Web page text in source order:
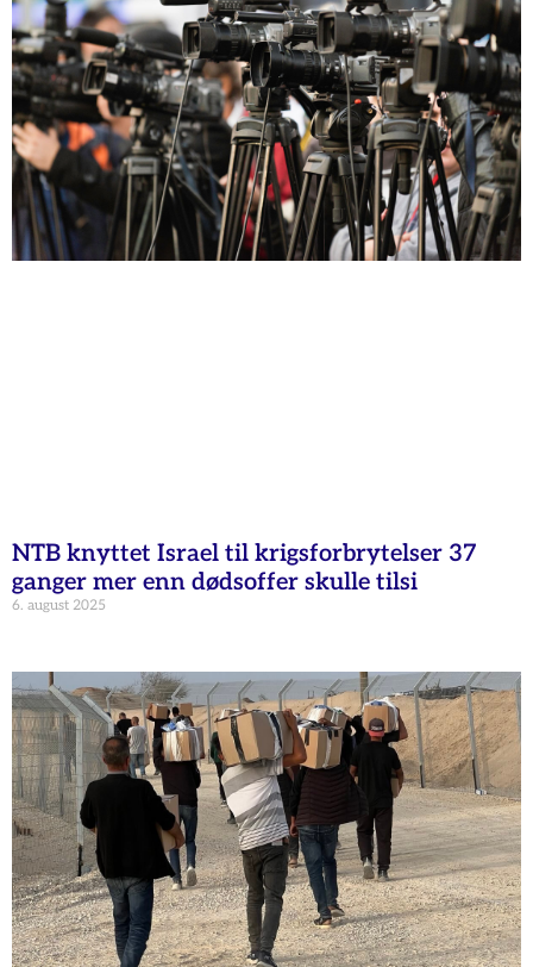
NTB knyttet Israel til krigsforbrytelser 37
ganger mer enn dødsoffer skulle tilsi
6. august 2025